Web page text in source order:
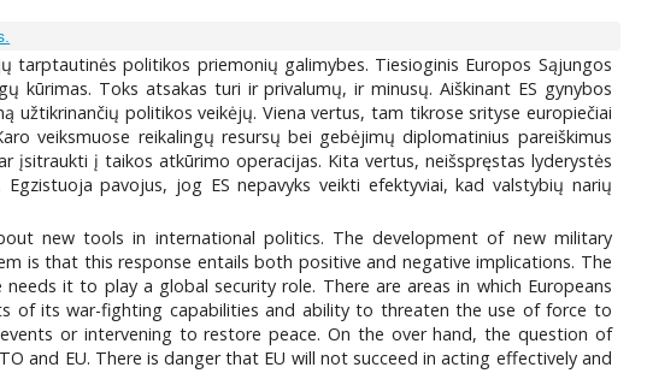
tarptautinės politikos priemonių galimybes. Tiesioginis Europos Sąjungos
Toks atsakas turi ir privalumų, ir minusų. Aiškinant ES gynybos
politikos veikėjų. Viena vertus, tam tikrose srityse europiečiai
veiksmuose reikalingų resursų bei gebėjimų diplomatinius pareiškimus
įsitraukti į taikos atkūrimo operacijas. Kita vertus, neišspręstas lyderystės
pavojus, jog ES nepavyks veikti efektyviai, kad valstybių narių
new tools in international politics. The development of new military
is that this response entails both positive and negative implications. The
it to play a global security role. There are areas in which Europeans
of its war-fighting capabilities and ability to threaten the use of force to
or intervening to restore peace. On the over hand, the question of
and EU. There is danger that EU will not succeed in acting effectively and